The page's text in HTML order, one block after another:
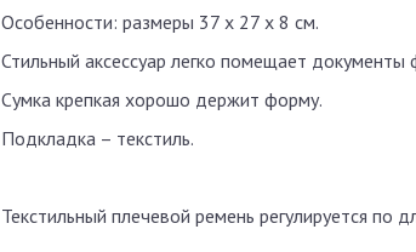
Особенности: размеры 37 x 27 x 8 см.
Стильный аксессуар легко помещает
Сумка крепкая хорошо держит форму.
Подкладка – текстиль.
Текстильный плечевой ремень регулируется по